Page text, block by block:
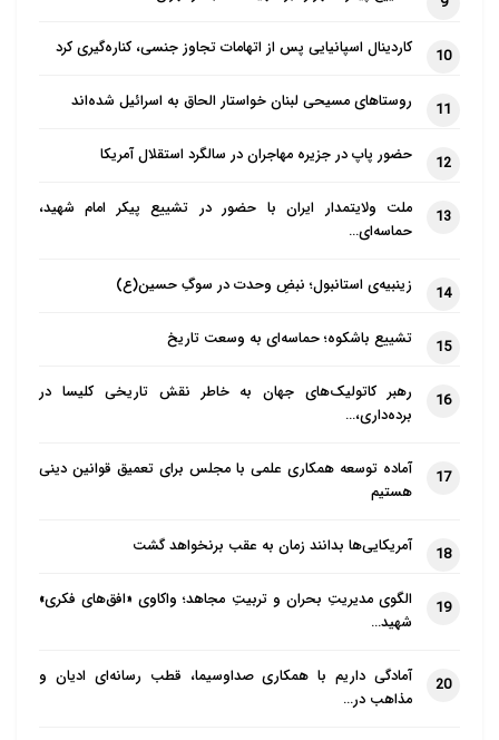
10 کاردینال اسپانیایی پس از اتهامات تجاوز جنسی، کناره‌گیری کرد
11 روستاهای مسیحی لبنان خواستار الحاق به اسرائیل شده‌اند
12 حضور پاپ در جزیره مهاجران در سالگرد استقلال آمریکا
13
ملت ولایتمدار ایران با حضور در تشییع پیکر امام شهید،
حماسه‌ای…
14 زینبیه‌ی استانبول؛ نبضِ وحدت در سوگِ حسین(ع)
15 تشییع باشکوه؛ حماسه‌ای به وسعت تاریخ
16
رهبر کاتولیک‌های جهان به خاطر نقش تاریخی کلیسا در
برده‌داری،…
17
آماده توسعه همکاری علمی با مجلس برای تعمیق قوانین دینی
هستیم
18 آمریکایی‌ها بدانند زمان به عقب برنخواهد گشت
19
الگوی مدیریتِ بحران و تربیتِ مجاهد؛ واکاوی «افق‌های فکری»
شهید…
20
آمادگی داریم با همکاری صداوسیما، قطب رسانه‌ای ادیان و
مذاهب در…